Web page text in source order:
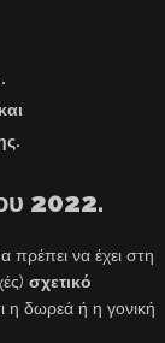
2022.
πρέπει να έχει στη
σχετικό
η δωρεά ή η γονική